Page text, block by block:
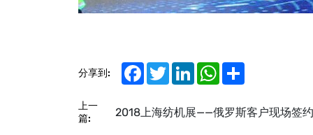
分享到: Facebook
TwitterLinkedInWhatsApp
Share
上一
篇:
2018上海纺机展——俄罗斯客户现场签